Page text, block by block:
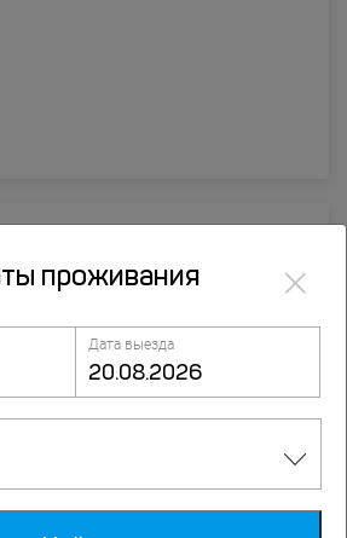
Кучугуры
проживания ×
Дата выезда